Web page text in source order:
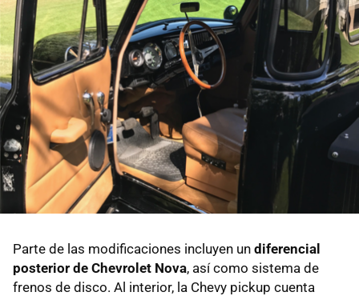
Parte de las modificaciones incluyen un diferencial
posterior de Chevrolet Nova, así como sistema de
frenos de disco. Al interior, la Chevy pickup cuenta